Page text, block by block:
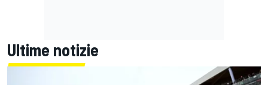
Ultime notizie